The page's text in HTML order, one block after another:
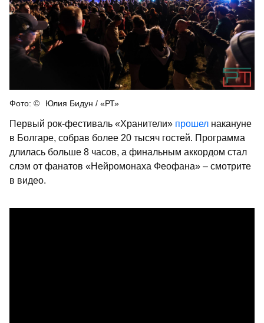
Юлия Бидун / «РТ»
Первый рок-фестиваль «Хранители» прошел накануне
в Болгаре, собрав более 20 тысяч гостей. Программа
длилась больше 8 часов, а финальным аккордом стал
слэм от фанатов «Нейромонаха Феофана» – смотрите
в видео.